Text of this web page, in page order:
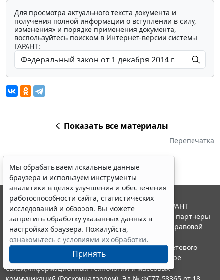
Для просмотра актуального текста документа и
получения полной информации о вступлении в силу,
изменениях и порядке применения документа,
воспользуйтесь поиском в Интернет-версии системы
ГАРАНТ:
Показать все материалы
Перепечатка
Мы обрабатываем локальные данные
браузера и используем инструменты
аналитики в целях улучшения и обеспечения
работоспособности сайта, статистических
исследований и обзоров. Вы можете
запретить обработку указанных данных в
настройках браузера. Пожалуйста,
ознакомьтесь с условиями их обработки.
Принять
© ООО "НПП "ГАРАНТ-СЕРВИС", 2026. Система ГАРАНТ
выпускается с 1990 года. Компания "Гарант" и ее партнеры
являются участниками Российской ассоциации правовой
информации ГАРАНТ.
Портал ГАРАНТ.РУ зарегистрирован в качестве сетевого
издания Федеральной службой по надзору в сфере
связи,информационных технологий и массовых
коммуникаций (Роскомнадзором), Эл № ФС77-58365 от 18